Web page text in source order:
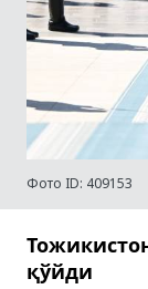
ташрифлари
Фото ID: 409153
қўйди